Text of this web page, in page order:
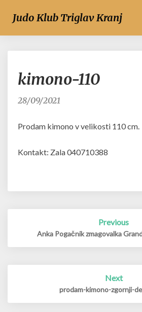
Judo Klub Triglav Kranj
kimono-110
28/09/2021
Prodam kimono v velikosti 110 cm.
Kontakt: Zala 040710388
Previous
Anka Pogačnik zmagovalka
Next
prodam-kimono-zgornji-